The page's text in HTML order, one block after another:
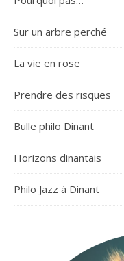
Sur un arbre perché
La vie en rose
Prendre des risques
Bulle philo Dinant
Horizons dinantais
Philo Jazz à Dinant